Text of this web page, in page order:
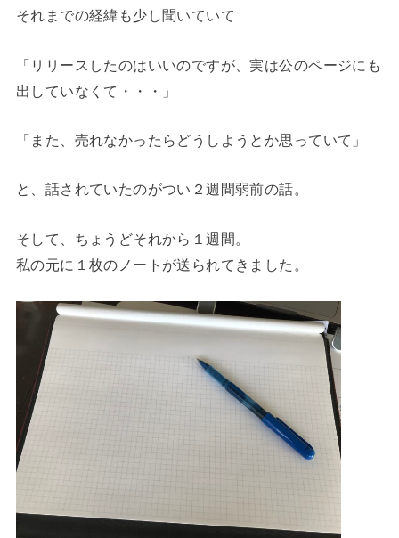
それまでの経緯も少し聞いていて
「リリースしたのはいいのですが、実は公のページにも
出していなくて・・・」
「また、売れなかったらどうしようとか思っていて」
と、話されていたのがつい２週間弱前の話。
そして、ちょうどそれから１週間。
私の元に１枚のノートが送られてきました。